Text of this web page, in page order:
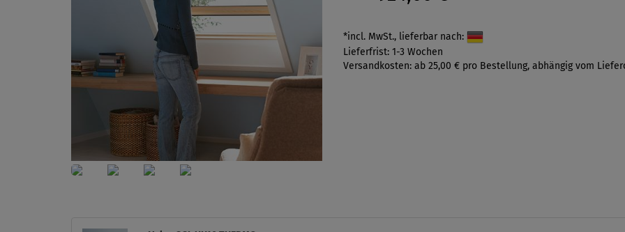
*incl. MwSt., lieferbar nach:
Lieferfrist: 1-3 Wochen
Versandkosten: ab 25,00 € pro Bestellung, abhängig vom